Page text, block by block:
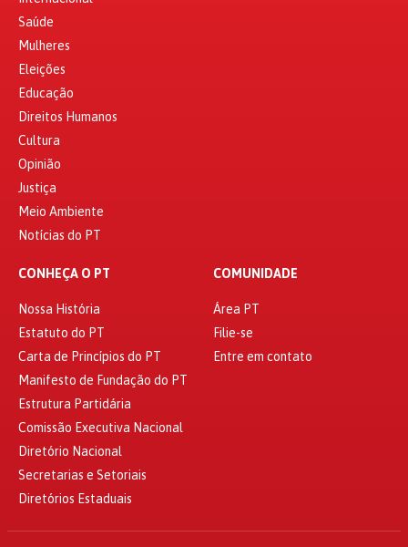
Saúde
Mulheres
Eleições
Educação
Direitos Humanos
Cultura
Opinião
Justiça
Meio Ambiente
Notícias do PT
CONHEÇA O PT
Nossa História
Estatuto do PT
Carta de Princípios do PT
Manifesto de Fundação do PT
Estrutura Partidária
Comissão Executiva Nacional
Diretório Nacional
Secretarias e Setoriais
Diretórios Estaduais
COMUNIDADE
Área PT
Filie-se
Entre em contato